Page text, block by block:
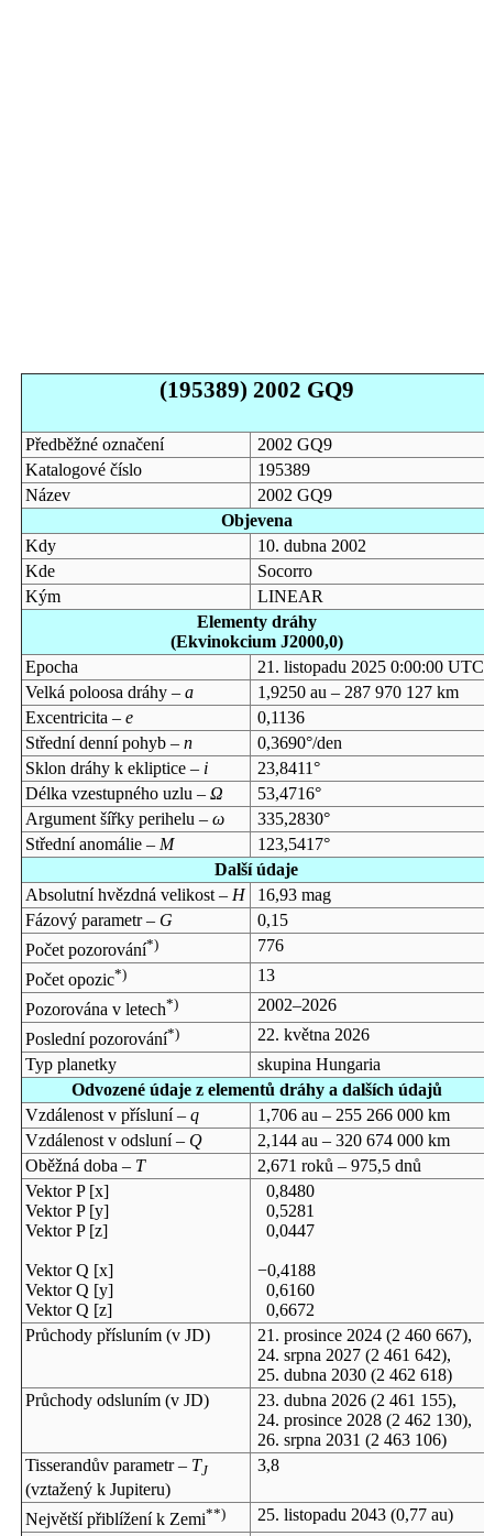
(195389) 2002 GQ9
Předběžné označení
2002 GQ9
Katalogové číslo
195389
Název
2002 GQ9
Objevena
Kdy
10. dubna 2002
Kde
Socorro
Kým
LINEAR
Elementy dráhy
(Ekvinokcium J2000,0)
Epocha
21. listopadu 2025 0:00:00 UTC
Velká poloosa dráhy – a
1,9250 au – 287 970 127 km
Excentricita – e
0,1136
Střední denní pohyb – n
0,3690°/den
Sklon dráhy k ekliptice – i
23,8411°
Délka vzestupného uzlu – Ω
53,4716°
Argument šířky perihelu – ω
335,2830°
Střední anomálie – M
123,5417°
Další údaje
Absolutní hvězdná velikost – H
16,93 mag
Fázový parametr – G
0,15
Počet pozorování*)
776
Počet opozic*)
13
Pozorována v letech*)
2002–2026
Poslední pozorování*)
22. května 2026
Typ planetky
skupina Hungaria
Odvozené údaje z elementů dráhy a dalších údajů
Vzdálenost v přísluní – q
1,706 au – 255 266 000 km
Vzdálenost v odsluní – Q
2,144 au – 320 674 000 km
Oběžná doba – T
2,671 roků – 975,5 dnů
Vektor P [x]
Vektor P [y]
Vektor P [z]
Vektor Q [x]
Vektor Q [y]
Vektor Q [z]
0,8480
0,5281
0,0447
−0,4188
0,6160
0,6672
Průchody přísluním (v JD) 21. prosince 2024(2 460 667),
24. srpna 2027(2 461 642),
25. dubna 2030(2 462 618)
Průchody odsluním (v JD) 23. dubna 2026(2 461 155),
24. prosince 2028(2 462 130),
26. srpna 2031 (2 463 106)
Tisserandův parametr – TJ
(vztažený k Jupiteru)
3,8
Největší přiblížení k Zemi**) 25. listopadu 2043(0,77 au)